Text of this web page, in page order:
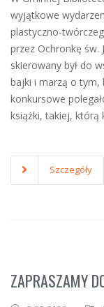
wyjątkowe
plastyczno-
przez Ochronkę św.
skierowany był do
bajki i marzą o tym,
konkursowe
książki, takiej, którą
Szczegóły
ZAPRASZAMY